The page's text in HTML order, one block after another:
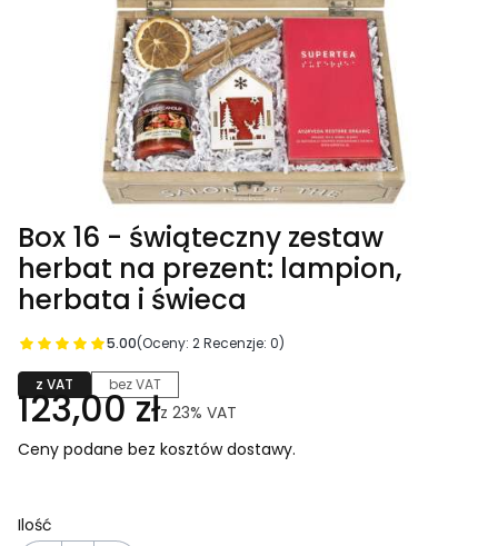
Box 16 - świąteczny zestaw
herbat na prezent: lampion,
herbata i świeca
5.00(Oceny: 2 Recenzje: 0)
z VAT bez VAT
123,00 złz 23% VAT
Ceny podane bez kosztów dostawy.
Ilość